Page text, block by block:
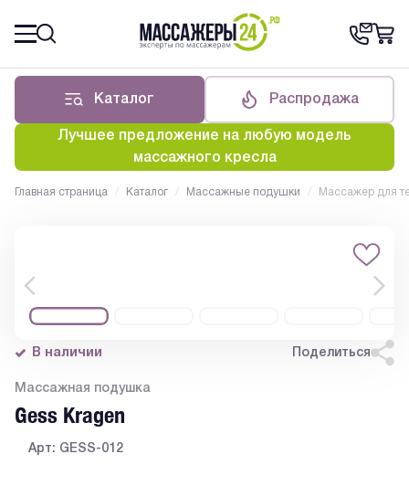
Каталог Распродажа
Лучшее предложение на любую модель
массажного кресла
Главная страница / Каталог / Массажные подушки / Массажер для
В наличии Поделиться
Массажная подушка
Gess Kragen
Арт: GESS-012